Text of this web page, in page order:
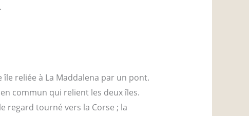
reliée à La Maddalena par un pont.
commun qui relient les deux îles.
regard tourné vers la Corse ; la